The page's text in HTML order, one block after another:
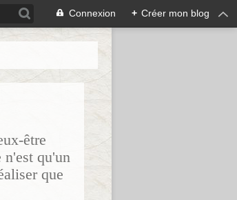
Connexion + Créer mon blog
être
qu'un
que